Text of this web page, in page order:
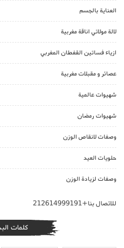
العناية بالجسم
لالة مولاتي اناقة مغربية
ازياء فساتين القفطان المغربي
عصائر و مقبلات مغربية
شهيوات عالمية
شهيوات رمضان
وصفات لانقاص الوزن
حلويات العيد
وصفات لزيادة الوزن
للاتصال بنا+212614999191
كلمات